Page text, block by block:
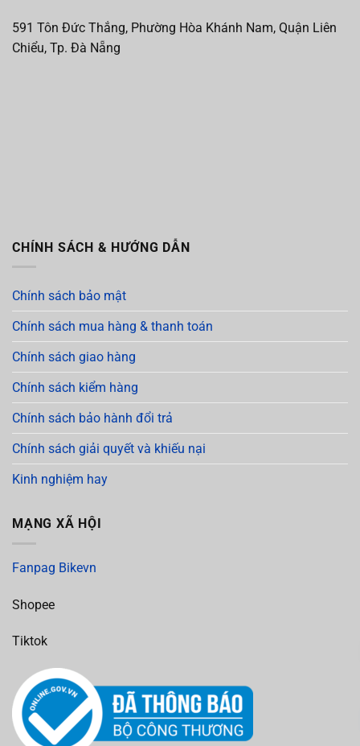
591 Tôn Đức Thắng, Phường Hòa Khánh Nam, Quận Liên
Chiểu, Tp. Đà Nẵng
CHÍNH SÁCH & HƯỚNG DẪN
Chính sách bảo mật
Chính sách mua hàng & thanh toán
Chính sách giao hàng
Chính sách kiểm hàng
Chính sách bảo hành đổi trả
Chính sách giải quyết và khiếu nại
Kinh nghiệm hay
MẠNG XÃ HỘI
Fanpag Bikevn
Shopee
Tiktok